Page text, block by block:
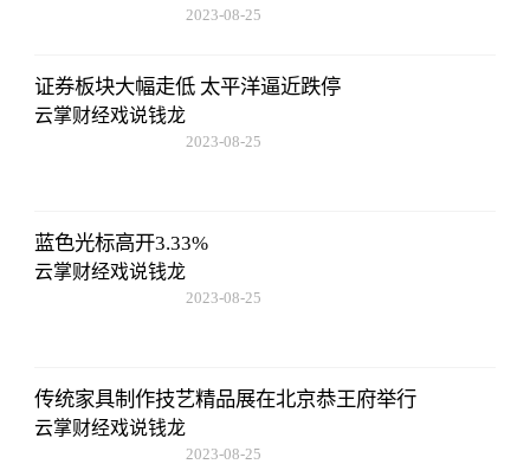
2023-08-25
证券板块大幅走低 太平洋逼近跌停
云掌财经戏说钱龙
2023-08-25
蓝色光标高开3.33%
云掌财经戏说钱龙
2023-08-25
传统家具制作技艺精品展在北京恭王府举行
云掌财经戏说钱龙
2023-08-25